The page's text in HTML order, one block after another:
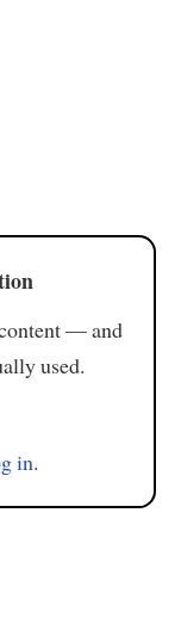
— and
used.
in.